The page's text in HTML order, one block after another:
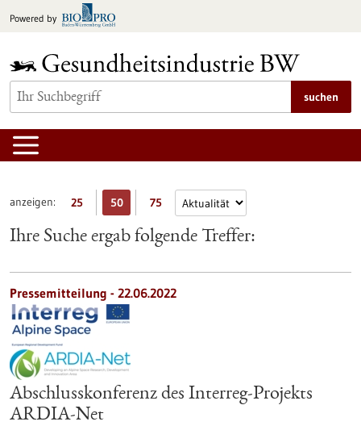
Inhalt
Powered by
suchen
anzeigen: 25 50 75
Ihre Suche ergab folgende Treffer:
Pressemitteilung - 22.06.2022
Abschlusskonferenz des Interreg-Projekts
ARDIA-Net